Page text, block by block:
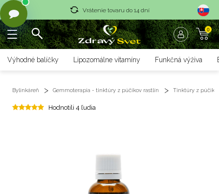
Vrátenie tovaru do 14 dní
Rýchle dodanie <36 hod
Rýchle dodanie <36 hod
0
Výhodné balíčky Lipozomálne vitamíny Funkčná výživa
Bylinkáreň Gemmoterapia - tinktúry z púčikov rastlín Tinktúry z
Hodnotili 4 ľudia